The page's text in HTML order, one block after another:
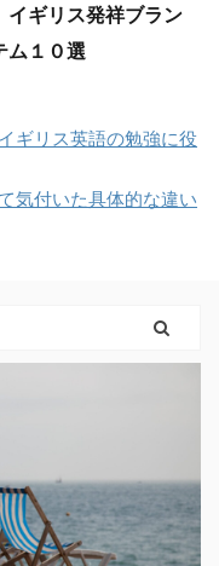
イギリス発祥ブラン
ム１０選
ギリス英語の勉強に役
気付いた具体的な違い